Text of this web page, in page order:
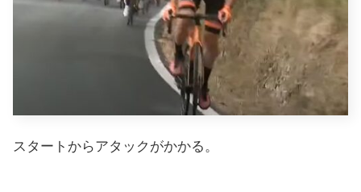
スタートからアタックがかかる。